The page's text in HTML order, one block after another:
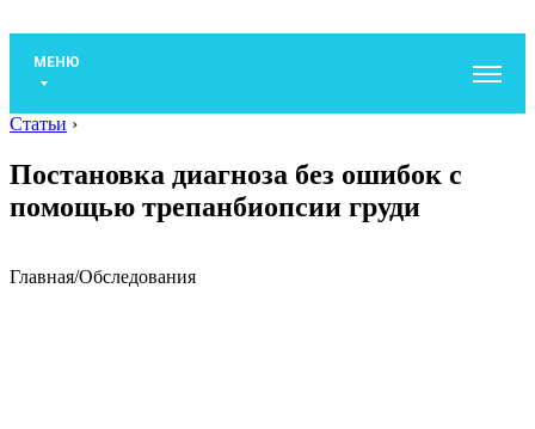
МЕНЮ
Статьи ›
Постановка диагноза без ошибок с
помощью трепанбиопсии груди
Главная/Обследования